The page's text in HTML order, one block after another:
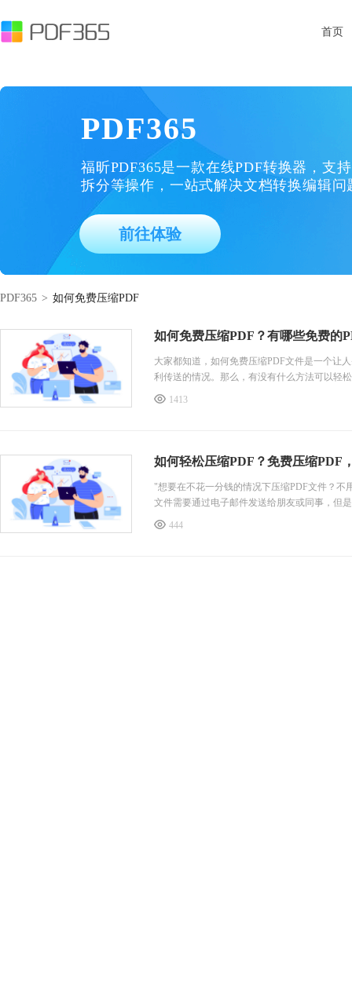
首页
PDF365
福昕PDF365是一款在线PDF转换器，支
拆分等操作，一站式解决文档转换编辑问
前往体验
PDF365 > 如何免费压缩PDF
如何免费压缩PDF？有哪些免费的
大家都知道，如何免费压缩PDF文件是一个让
利传送的情况。那么，有没有什么方法可以轻
1413
如何轻松压缩PDF？免费压缩PDF
"想要在不花一分钱的情况下压缩PDF文件？
文件需要通过电子邮件发送给朋友或同事，但
444